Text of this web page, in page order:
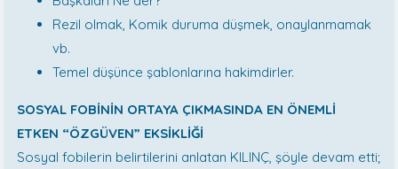
Rezil olmak, Komik duruma düşmek, onaylanmamak
vb.
Temel düşünce şablonlarına hakimdirler.
SOSYAL FOBİNİN ORTAYA ÇIKMASINDA EN ÖNEMLİ
ETKEN “ÖZGÜVEN” EKSİKLİĞİ
Sosyal fobilerin belirtilerini anlatan KILINÇ, şöyle devam etti;